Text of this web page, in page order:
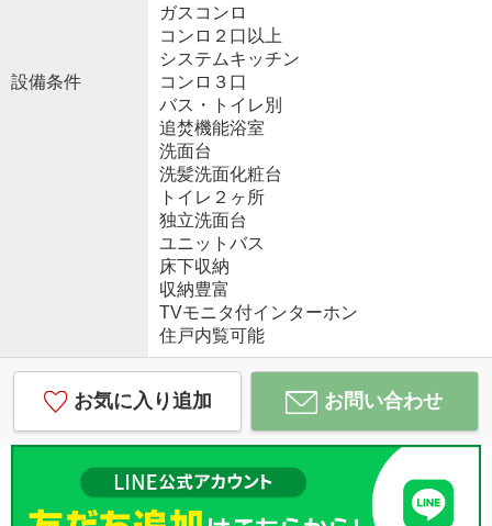
設備条件
ガスコンロ
コンロ２口以上
システムキッチン
コンロ３口
バス・トイレ別
追焚機能浴室
洗面台
洗髪洗面化粧台
トイレ２ヶ所
独立洗面台
ユニットバス
床下収納
収納豊富
TVモニタ付インターホン
住戸内覧可能
お気に入り追加 お問い合わせ